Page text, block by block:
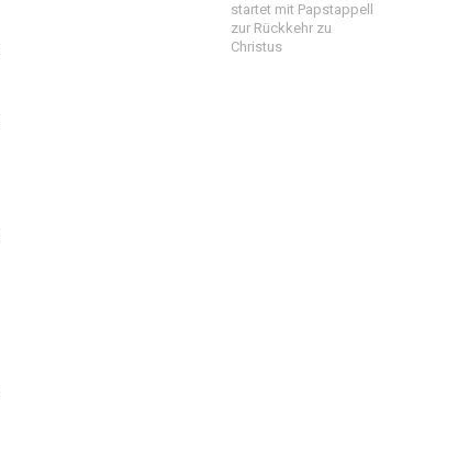
startet mit Papstappell
zur Rückkehr zu
Christus